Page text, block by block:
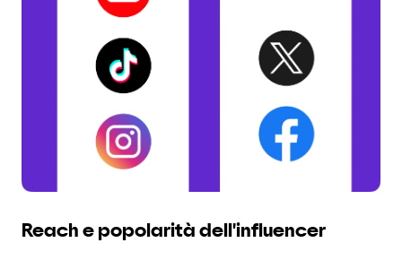
Reach e popolarità dell'influencer